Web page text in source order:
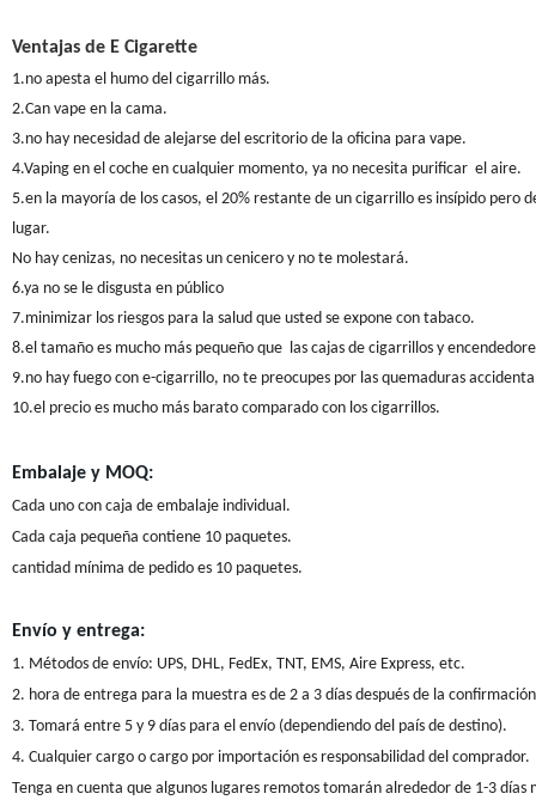
Ventajas de E Cigarette
1.no apesta el humo del cigarrillo más.
2.Can vape en la cama.
3.no hay necesidad de alejarse del escritorio de la oficina para vape.
4.Vaping en el coche en cualquier momento, ya no necesita purificar el aire.
5.en la mayoría de los casos, el 20% restante de un cigarrillo es insípido
lugar.
No hay cenizas, no necesitas un cenicero y no te molestará.
6.ya no se le disgusta en público
7.minimizar los riesgos para la salud que usted se expone con tabaco.
8.el tamaño es mucho más pequeño que las cajas de cigarrillos y
9.no hay fuego con e-cigarrillo, no te preocupes por las quemaduras
10.el precio es mucho más barato comparado con los cigarrillos.
Embalaje y MOQ:
Cada uno con caja de embalaje individual.
Cada caja pequeña contiene 10 paquetes.
cantidad mínima de pedido es 10 paquetes.
Envío y entrega:
1. Métodos de envío: UPS, DHL, FedEx, TNT, EMS, Aire Express, etc.
2. hora de entrega para la muestra es de 2 a 3 días después de la
3. Tomará entre 5 y 9 días para el envío (dependiendo del país de destino).
4. Cualquier cargo o cargo por importación es responsabilidad del comprador.
Tenga en cuenta que algunos lugares remotos tomarán alrededor de 1-3 días